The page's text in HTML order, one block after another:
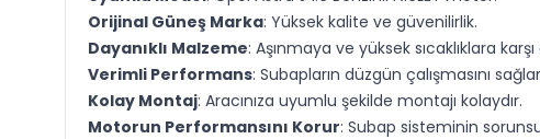
Orijinal Güneş Marka: Yüksek kalite ve güvenilirlik.
Dayanıklı Malzeme: Aşınmaya ve yüksek sıcaklıklara karşı
Verimli Performans: Subapların düzgün çalışmasını
Kolay Montaj: Aracınıza uyumlu şekilde montajı kolaydır.
Motorun Performansını Korur: Subap sisteminin